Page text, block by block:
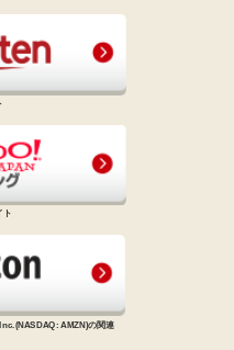
ト
(NASDAQ: AMZN)の関連